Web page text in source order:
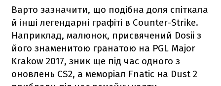
Варто зазначити, що подібна доля спіткала
й інші легендарні графіті в Counter-Strike.
Наприклад, малюнок, присвячений Dosii з
його знаменитою гранатою на PGL Major
Krakow 2017, зник ще під час одного з
оновлень CS2, а меморіал Fnatic на Dust 2